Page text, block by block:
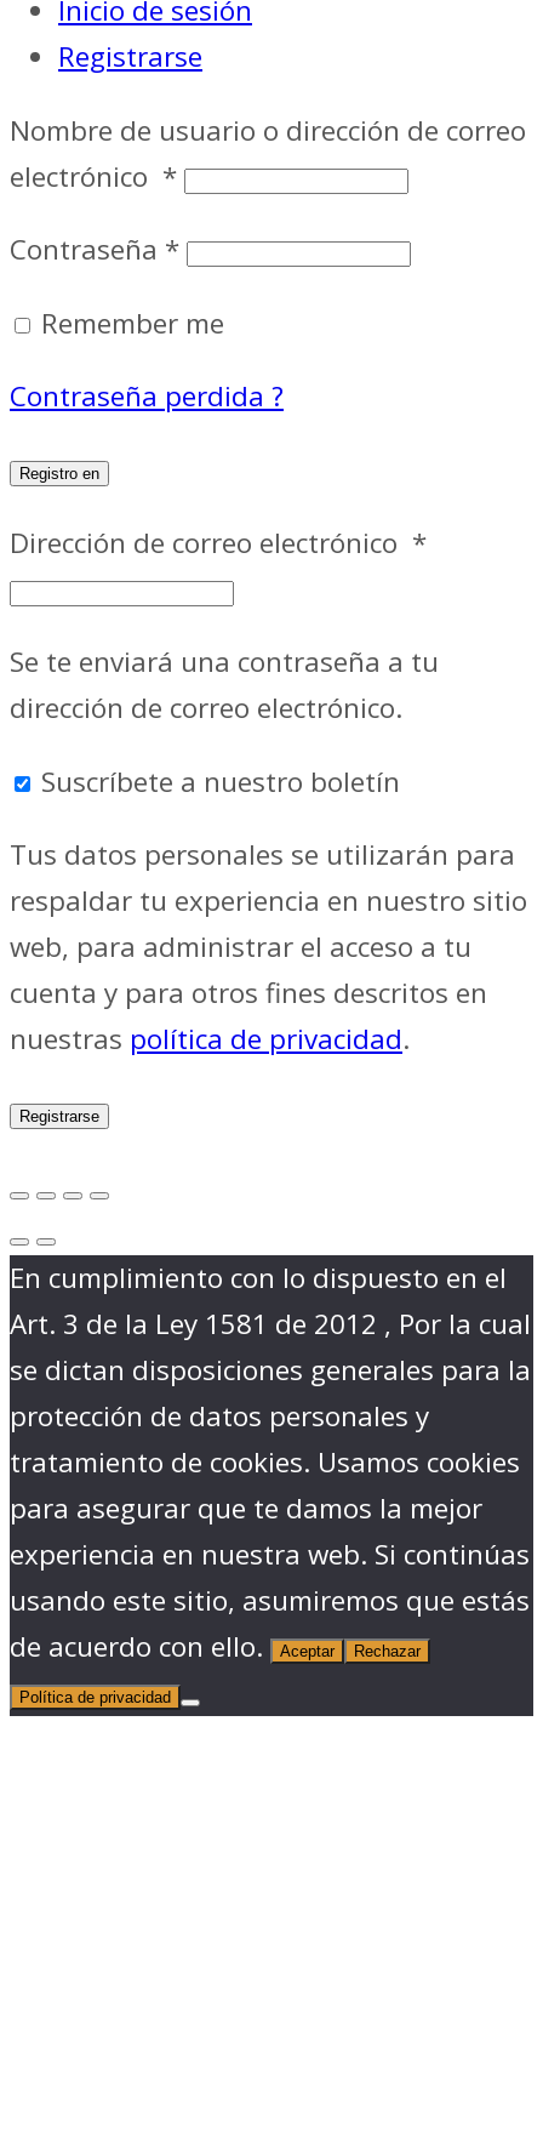
Inicio de sesión
Registrarse
Nombre de usuario o dirección de correo
electrónico *
Contraseña *
Remember me
Contraseña perdida ?
Registro en
Dirección de correo electrónico *
Se te enviará una contraseña a tu
dirección de correo electrónico.
Suscríbete a nuestro boletín
Tus datos personales se utilizarán para
respaldar tu experiencia en nuestro sitio
web, para administrar el acceso a tu
cuenta y para otros fines descritos en
nuestras política de privacidad.
Registrarse
En cumplimiento con lo dispuesto en el
Art. 3 de la Ley 1581 de 2012 , Por la cual
se dictan disposiciones generales para la
protección de datos personales y
tratamiento de cookies. Usamos cookies
para asegurar que te damos la mejor
experiencia en nuestra web. Si continúas
usando este sitio, asumiremos que estás
de acuerdo con ello.
Aceptar Rechazar
Política de privacidad